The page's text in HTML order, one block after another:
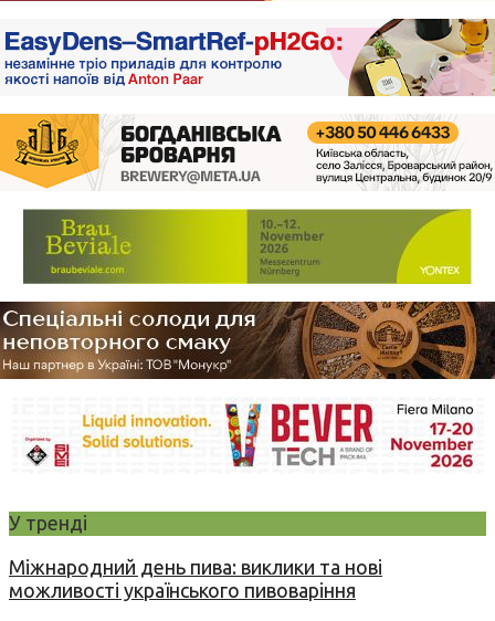
У тренді
Міжнародний день пива: виклики та нові
можливості українського пивоваріння